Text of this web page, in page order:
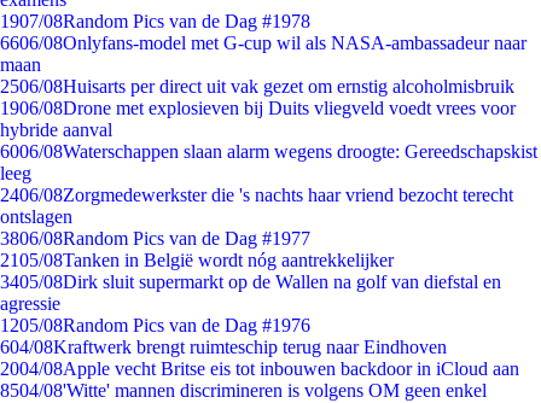
1907/08Random Pics van de Dag #1978
6606/08Onlyfans-model met G-cup wil als NASA-ambassadeur naar
maan
2506/08Huisarts per direct uit vak gezet om ernstig alcoholmisbruik
1906/08Drone met explosieven bij Duits vliegveld voedt vrees voor
hybride aanval
6006/08Waterschappen slaan alarm wegens droogte: Gereedschapskist
leeg
2406/08Zorgmedewerkster die 's nachts haar vriend bezocht terecht
ontslagen
3806/08Random Pics van de Dag #1977
2105/08Tanken in België wordt nóg aantrekkelijker
3405/08Dirk sluit supermarkt op de Wallen na golf van diefstal en
agressie
1205/08Random Pics van de Dag #1976
604/08Kraftwerk brengt ruimteschip terug naar Eindhoven
2004/08Apple vecht Britse eis tot inbouwen backdoor in iCloud aan
8504/08'Witte' mannen discrimineren is volgens OM geen enkel